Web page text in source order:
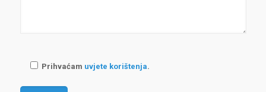
Prihvaćam uvjete korištenja.